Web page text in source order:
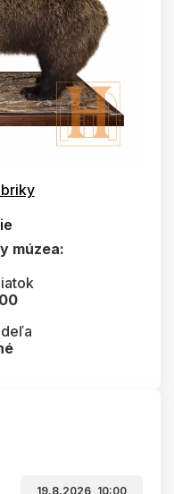
múzea:
19.8.2026, 10:00